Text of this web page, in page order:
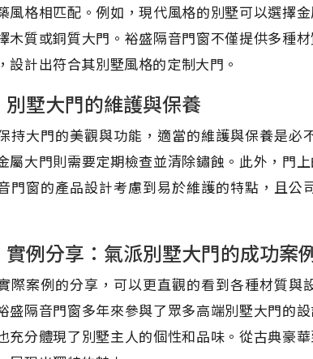
風格相匹配。例如，現代風格的別墅可以選擇
木質或銅質大門。裕盛隔音門窗不僅提供多種
設計出符合其別墅風格的定制大門。
別墅大門的維護與保養
持大門的美觀與功能，適當的維護與保養是
屬大門則需要定期檢查並清除鏽蝕。此外，門
門窗的產品設計考慮到易於維護的特點，且
實例分享：氣派別墅大門的成功案
際案例的分享，可以更直觀的看到各種材質
盛隔音門窗多年來參與了眾多高端別墅大門的
充分體現了別墅主人的個性和品味。從古典豪